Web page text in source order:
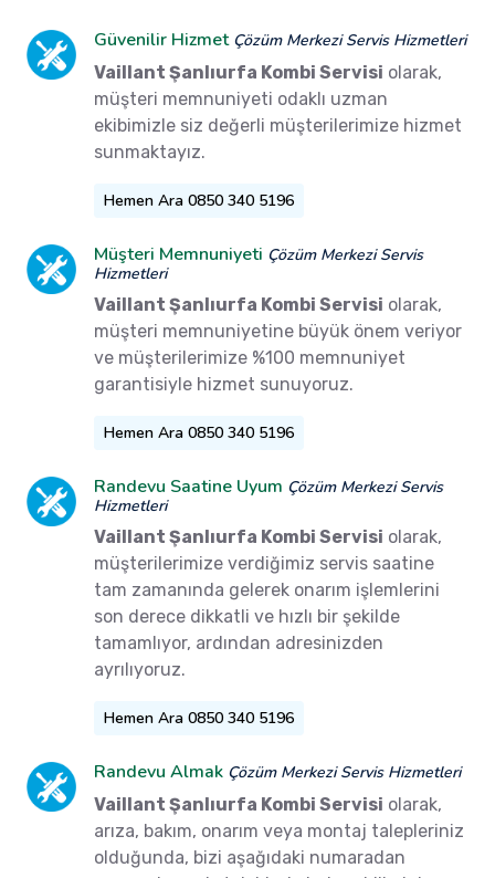
Güvenilir Hizmet Çözüm Merkezi Servis Hizmetleri
Vaillant Şanlıurfa Kombi Servisi olarak,
müşteri memnuniyeti odaklı uzman
ekibimizle siz değerli müşterilerimize hizmet
sunmaktayız.
Hemen Ara 0850 340 5196
Müşteri Memnuniyeti Çözüm Merkezi Servis
Hizmetleri
Vaillant Şanlıurfa Kombi Servisi olarak,
müşteri memnuniyetine büyük önem veriyor
ve müşterilerimize %100 memnuniyet
garantisiyle hizmet sunuyoruz.
Hemen Ara 0850 340 5196
Randevu Saatine Uyum Çözüm Merkezi Servis
Hizmetleri
Vaillant Şanlıurfa Kombi Servisi olarak,
müşterilerimize verdiğimiz servis saatine
tam zamanında gelerek onarım işlemlerini
son derece dikkatli ve hızlı bir şekilde
tamamlıyor, ardından adresinizden
ayrılıyoruz.
Hemen Ara 0850 340 5196
Randevu Almak Çözüm Merkezi Servis Hizmetleri
Vaillant Şanlıurfa Kombi Servisi olarak,
arıza, bakım, onarım veya montaj talepleriniz
olduğunda, bizi aşağıdaki numaradan